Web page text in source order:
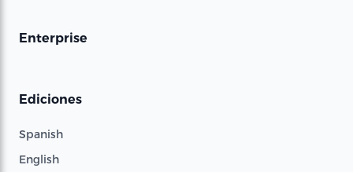
Enterprise
Ediciones
Spanish
English